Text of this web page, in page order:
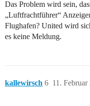
Das Problem wird sein,
„Luftfrachtführer“
Flughafen? United wird
es keine Meldung.
kallewirsch 11.
6